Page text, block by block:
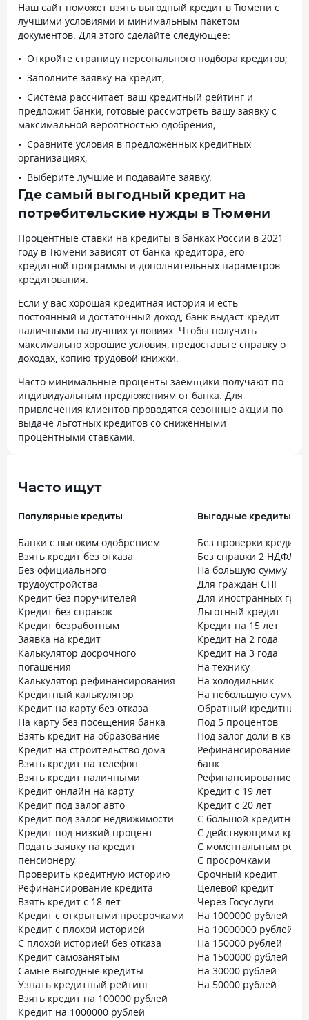
Наш сайт поможет взять выгодный кредит в Тюмени с
лучшими условиями и минимальным пакетом
документов. Для этого сделайте следующее:
Откройте страницу персонального подбора кредитов;
Заполните заявку на кредит;
Система рассчитает ваш кредитный рейтинг и
предложит банки, готовые рассмотреть вашу заявку с
максимальной вероятностью одобрения;
Сравните условия в предложенных кредитных
организациях;
Выберите лучшие и подавайте заявку.
Где самый выгодный кредит на
потребительские нужды в Тюмени
Процентные ставки на кредиты в банках России в 2021
году в Тюмени зависят от банка-кредитора, его
кредитной программы и дополнительных параметров
кредитования.
Если у вас хорошая кредитная история и есть
постоянный и достаточный доход, банк выдаст кредит
наличными на лучших условиях. Чтобы получить
максимально хорошие условия, предоставьте справку о
доходах, копию трудовой книжки.
Часто минимальные проценты заемщики получают по
индивидуальным предложениям от банка. Для
привлечения клиентов проводятся сезонные акции по
выдаче льготных кредитов со сниженными
процентными ставками.
Часто ищут
Популярные кредиты
Банки с высоким одобрением
Взять кредит без отказа
Без официального
трудоустройства
Кредит без поручителей
Кредит без справок
Кредит безработным
Заявка на кредит
Калькулятор досрочного
погашения
Калькулятор рефинансирования
Кредитный калькулятор
Кредит на карту без отказа
На карту без посещения банка
Взять кредит на образование
Кредит на строительство дома
Взять кредит на телефон
Взять кредит наличными
Кредит онлайн на карту
Кредит под залог авто
Кредит под залог недвижимости
Кредит под низкий процент
Подать заявку на кредит
пенсионеру
Проверить кредитную историю
Рефинансирование кредита
Взять кредит с 18 лет
Кредит с открытыми просрочками
Кредит с плохой историей
С плохой историей без отказа
Кредит самозанятым
Самые выгодные кредиты
Узнать кредитный рейтинг
Взять кредит на 100000 рублей
Кредит на 1000000 рублей
Выгодные кредиты
Без проверки
Без справки 2 НДФЛ
На большую сумму
Для граждан СНГ
Для иностранных
Льготный кредит
Кредит на 15 лет
Кредит на 2 года
Кредит на 3 года
На технику
На холодильник
На небольшую сумму
Обратный кредитный
Под 5 процентов
Под залог доли в
Рефинансирование
банк
Рефинансирование
Кредит с 19 лет
Кредит с 20 лет
С большой кредитной
С действующими
С моментальным
С просрочками
Срочный кредит
Целевой кредит
Через Госуслуги
На 1000000 рублей на
На 10000000 рублей
На 150000 рублей
На 1500000 рублей на
На 30000 рублей
На 50000 рублей